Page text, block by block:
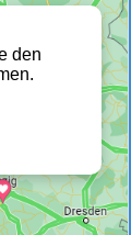
den